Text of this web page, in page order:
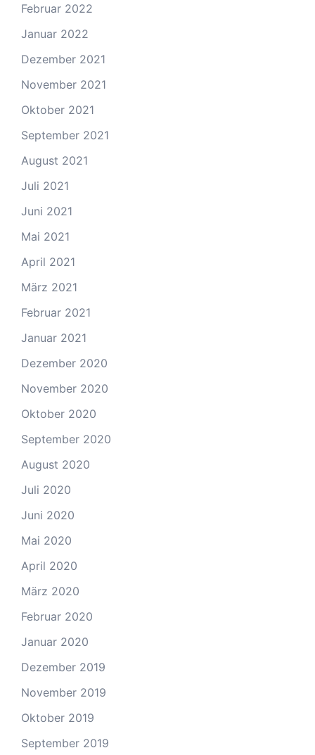
Februar 2022
Januar 2022
Dezember 2021
November 2021
Oktober 2021
September 2021
August 2021
Juli 2021
Juni 2021
Mai 2021
April 2021
März 2021
Februar 2021
Januar 2021
Dezember 2020
November 2020
Oktober 2020
September 2020
August 2020
Juli 2020
Juni 2020
Mai 2020
April 2020
März 2020
Februar 2020
Januar 2020
Dezember 2019
November 2019
Oktober 2019
September 2019